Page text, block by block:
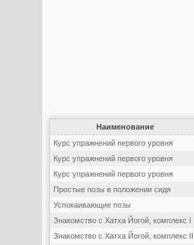
Наименование
Курс упражнений первого уровня
Курс упражнений первого уровня
Курс упражнений первого уровня
Простые позы в положении сидя
Успокаивающие позы
Знакомство с Хатха Йогой, комплекс I
Знакомство с Хатха Йогой, комплекс II